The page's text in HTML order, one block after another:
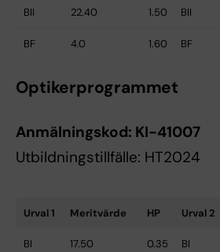
BII 22.40 1.50 BII
BF 4.0 1.60 BF
Optikerprogrammet
Anmälningskod: KI-41007
Utbildningstillfälle: HT2024
Urval 1 Meritvärde HP Urval 2
BI 17.50 0.35 BI